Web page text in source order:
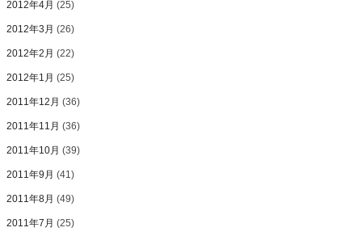
2012年4月 (25)
2012年3月 (26)
2012年2月 (22)
2012年1月 (25)
2011年12月 (36)
2011年11月 (36)
2011年10月 (39)
2011年9月 (41)
2011年8月 (49)
2011年7月 (25)